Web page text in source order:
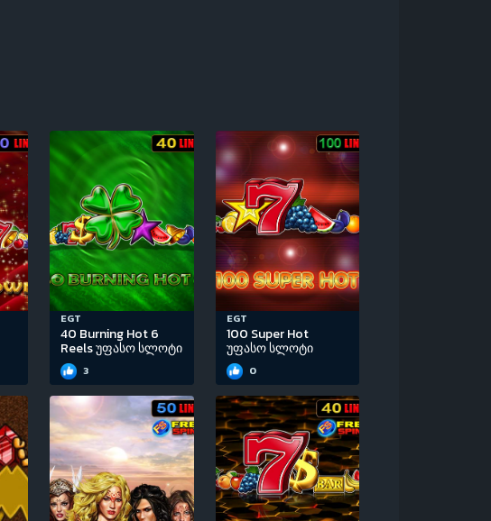
EGT
40 Burning Hot 6
Reels უფასო სლოტი
3
EGT
100 Super Hot
უფასო სლოტი
0